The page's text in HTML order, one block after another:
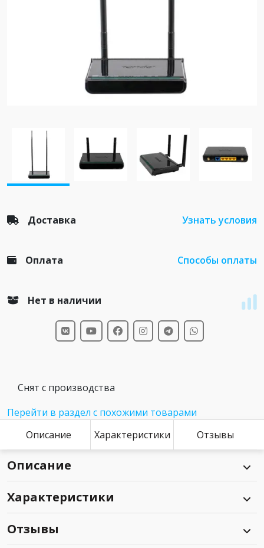
Доставка Узнать условия
Оплата Способы оплаты
Нет в наличии
Снят с производства
Перейти в раздел с похожими товарами
Описание
Характеристики Отзывы
Описание
Характеристики
Отзывы